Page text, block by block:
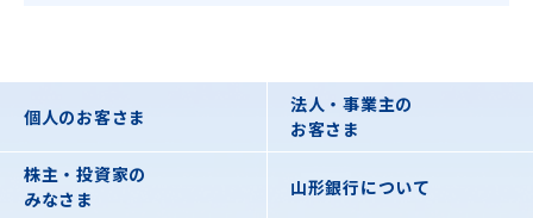
個人のお客さま
法人・事業主の
お客さま
株主・投資家の
みなさま
山形銀行について